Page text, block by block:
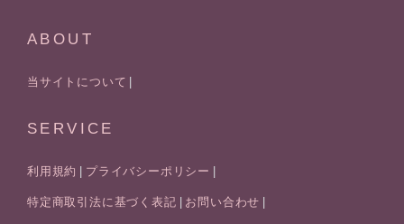
ABOUT
当サイトについて
SERVICE
利用規約 プライバシーポリシー
特定商取引法に基づく表記 お問い合わせ